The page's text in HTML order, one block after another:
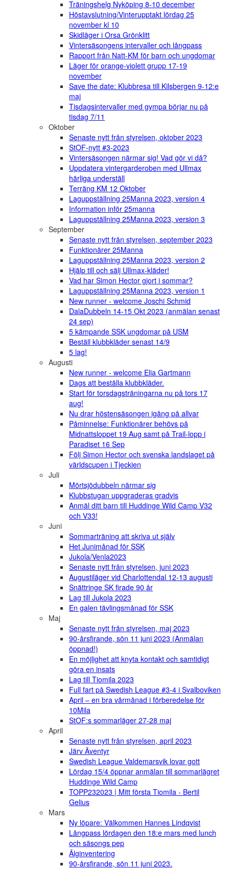
Träningshelg Nyköping 8-10 december
Höstavslutning/Vinterupptakt lördag 25
november kl 10
Skidläger i Orsa Grönklitt
Vintersäsongens intervaller och långpass
Rapport från Natt-KM för barn och ungdomar
Läger för orange-violett grupp 17-19
november
Save the date: Klubbresa till Kilsbergen 9-12:e
maj
Tisdagsintervaller med gympa börjar nu på
tisdag 7/11
Oktober
Senaste nytt från styrelsen, oktober 2023
StOF-nytt #3-2023
Vintersäsongen närmar sig! Vad gör vi då?
Uppdatera vintergarderoben med Ullmax
härliga underställ
Terräng KM 12 Oktober
Laguppställning 25Manna 2023, version 4
Information inför 25manna
Laguppställning 25Manna 2023, version 3
September
Senaste nytt från styrelsen, september 2023
Funktionärer 25Manna
Laguppställning 25Manna 2023, version 2
Hjälp till och sälj Ullmax-kläder!
Vad har Simon Hector gjort i sommar?
Laguppställning 25Manna 2023, version 1
New runner - welcome Joschi Schmid
DalaDubbeln 14-15 Okt 2023 (anmälan senast
24 sep)
5 kämpande SSK ungdomar på USM
Beställ klubbkläder senast 14/9
5 lag!
Augusti
New runner - welcome Elia Gartmann
Dags att beställa klubbkläder.
Start för torsdagsträningarna nu på tors 17
aug!
Nu drar höstensäsongen igång på allvar
Påminnelse: Funktionärer behövs på
Midnattsloppet 19 Aug samt på Trail-lopp i
Paradiset 16 Sep
Följ Simon Hector och svenska landslaget på
världscupen i Tjeckien
Juli
Mörtsjödubbeln närmar sig
Klubbstugan uppgraderas gradvis
Anmäl ditt barn till Huddinge Wild Camp V32
och V33!
Juni
Sommarträning att skriva ut själv
Het Junimånad för SSK
Jukola/Venla2023
Senaste nytt från styrelsen, juni 2023
Augustiläger vid Charlottendal 12-13 augusti
Snättringe SK firade 90 år
Lag till Jukola 2023
En galen tävlingsmånad för SSK
Maj
Senaste nytt från styrelsen, maj 2023
90-årsfirande, sön 11 juni 2023 (Anmälan
öppnad!)
En möjlighet att knyta kontakt och samtidigt
göra en insats
Lag till Tiomila 2023
Full fart på Swedish League #3-4 i Svalboviken
April – en bra vårmånad i förberedelse för
10Mila
StOF:s sommarläger 27-28 maj
April
Senaste nytt från styrelsen, april 2023
Järv Äventyr
Swedish League Valdemarsvik lovar gott
Lördag 15/4 öppnar anmälan till sommarlägret
Huddinge Wild Camp
TOPP232023 | Mitt första Tiomila - Bertil
Gelius
Mars
Ny löpare: Välkommen Hannes Lindqvist
Långpass lördagen den 18:e mars med lunch
och säsongs pep
Älginventering
90-årsfirande, sön 11 juni 2023.